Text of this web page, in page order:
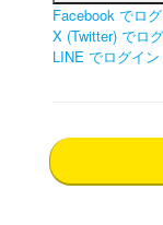
Facebook でロ
X (Twitter) でロ
LINE でログイン